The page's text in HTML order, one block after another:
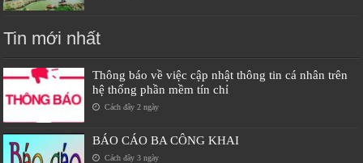
Tin mới nhất
Thông báo về việc cập nhật thông tin cá nhân trên
hệ thống phần mềm tín chỉ
Cách đây 2 ngày
BÁO CÁO BA CÔNG KHAI
Cách đây 3 ngày